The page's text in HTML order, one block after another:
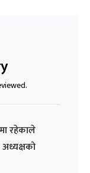
रहेकाले
अध्यक्षको